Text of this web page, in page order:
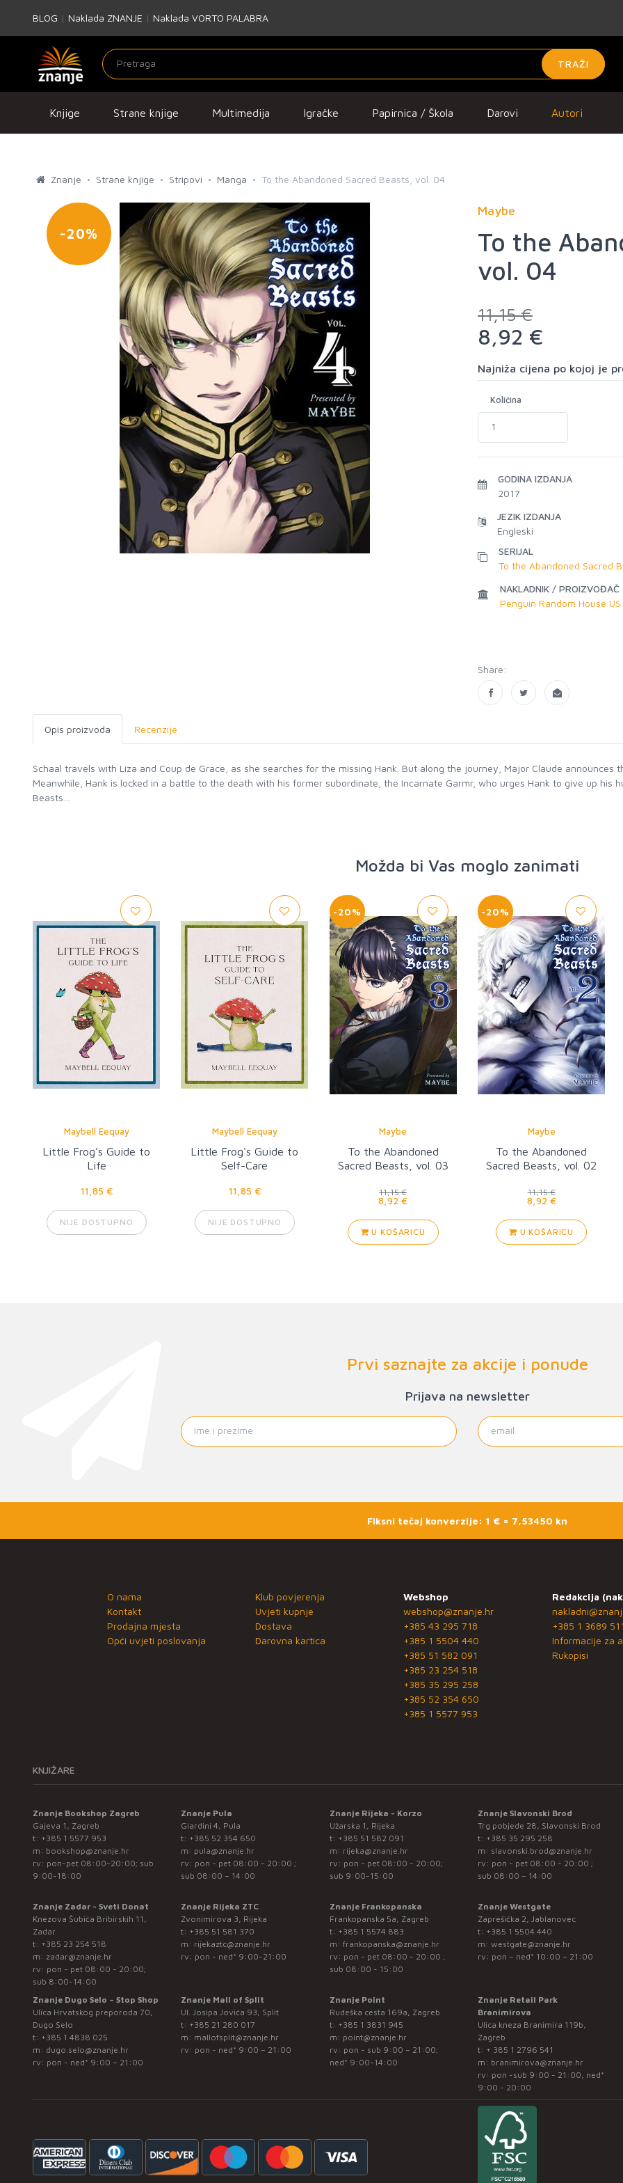
BLOG | Naklada ZNANJE | Naklada VORTO PALABRA
TRAŽI
Knjige Strane knjige Multimedija Igračke Papirnica / Škola Darovi Autori
Znanje Strane knjige Stripovi Manga To the Abandoned Sacred Beasts, vol. 04
-20%
Maybe
To the
vol. 04
11,15 €
8,92 €
Najniža cijena po kojoj je
Količina
GODINA IZDANJA
2017
JEZIK IZDANJA
Engleski
SERIJAL
To the Abandoned Sacred
NAKLADNIK / PROIZVOĐAČ
Penguin Random House US
Share:
Opis proizvoda Recenzije
Schaal travels with Liza and Coup de Grace, as she searches for the missing Hank. But along the journey, Major Claude
Meanwhile, Hank is locked in a battle to the death with his former subordinate, the Incarnate Garmr, who urges Hank to give up
Beasts…
Možda bi Vas moglo zanimati
Maybell Eequay
Little Frog's Guide to
Life
11,85 €
NIJE DOSTUPNO
Maybell Eequay
Little Frog's Guide to
Self-Care
11,85 €
NIJE DOSTUPNO
-20%
Maybe
To the Abandoned
Sacred Beasts, vol. 03
11,15 €
8,92 €
U KOŠARICU
-20%
Maybe
To the Abandoned
Sacred Beasts, vol. 02
11,15 €
8,92 €
U KOŠARICU
Prvi saznajte za akcije i ponude
Prijava na newsletter
Fiksni tečaj konverzije: 1 € = 7,53450 kn
O nama
Kontakt
Prodajna mjesta
Opći uvjeti poslovanja
Klub povjerenja
Uvjeti kupnje
Dostava
Darovna kartica
Webshop
webshop@znanje.hr
+385 43 295 718
+385 1 5504 440
+385 51 582 091
+385 23 254 518
+385 35 295 258
+385 52 354 650
+385 1 5577 953
Redakcija
+385 1 3689 511
Informacije za
Rukopisi
KNJIŽARE
Znanje Bookshop Zagreb
Gajeva 1, Zagreb
t: +385 1 5577 953
m: bookshop@znanje.hr
rv: pon-pet 08:00-20:00; sub
9:00-18:00
Znanje Pula
Giardini 4, Pula
t: +385 52 354 650
m: pula@znanje.hr
rv: pon - pet 08:00 - 20:00 ;
sub 08:00 – 14:00
Znanje Rijeka - Korzo
Užarska 1, Rijeka
t: +385 51 582 091
m: rijeka@znanje.hr
rv: pon - pet 08:00 - 20:00;
sub 9:00-15:00
Znanje Slavonski Brod
Trg pobjede 28, Slavonski Brod
t: +385 35 295 258
m: slavonski.brod@znanje.hr
rv: pon - pet 08:00 - 20:00 ;
sub 08:00 – 14:00
Znanje Zadar - Sveti Donat
Knezova Šubića Bribirskih 11,
Zadar
t: +385 23 254 518
m: zadar@znanje.hr
rv: pon - pet 08:00 - 20:00;
sub 8:00-14:00
Znanje Rijeka ZTC
Zvonimirova 3, Rijeka
t: +385 51 581 370
m: rijekaztc@znanje.hr
rv: pon - ned* 9:00-21:00
Znanje Frankopanska
Frankopanska 5a, Zagreb
t: +385 1 5574 883
m: frankopanska@znanje.hr
rv: pon - pet 08:00 - 20:00 ;
sub 08:00 - 15:00
Znanje Westgate
Zaprešićka 2, Jablanovec
t: +385 1 5504 440
m: westgate@znanje.hr
rv: pon – ned* 10:00 – 21:00
Znanje Dugo Selo – Stop Shop
Ulica Hrvatskog preporoda 70,
Dugo Selo
t: +385 1 4838 025
m: dugo.selo@znanje.hr
rv: pon - ned* 9:00 – 21:00
Znanje Mall of Split
Ul. Josipa Jovića 93, Split
t: +385 21 280 017
m: mallofsplit@znanje.hr
rv: pon - ned* 9:00 – 21:00
Znanje Point
Rudeška cesta 169a, Zagreb
t: +385 1 3831 945
m: point@znanje.hr
rv: pon - sub 9:00 – 21:00;
ned* 9:00-14:00
Znanje Retail Park
Branimirova
Ulica kneza Branimira 119b,
Zagreb
t: + 385 1 2796 541
m: branimirova@znanje.hr
rv: pon -sub 9:00 - 21:00, ned*
9:00 - 20:00